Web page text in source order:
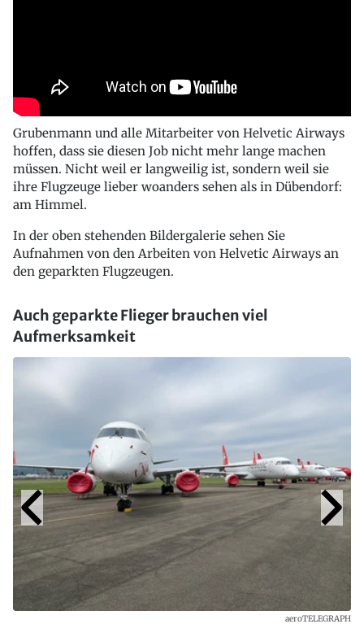
Grubenmann und alle Mitarbeiter von Helvetic Airways
hoffen, dass sie diesen Job nicht mehr lange machen
müssen. Nicht weil er langweilig ist, sondern weil sie
ihre Flugzeuge lieber woanders sehen als in Dübendorf:
am Himmel.
In der oben stehenden Bildergalerie sehen Sie
Aufnahmen von den Arbeiten von Helvetic Airways an
den geparkten Flugzeugen.
Auch geparkte Flieger brauchen viel
Aufmerksamkeit
aeroTELEGRAPH